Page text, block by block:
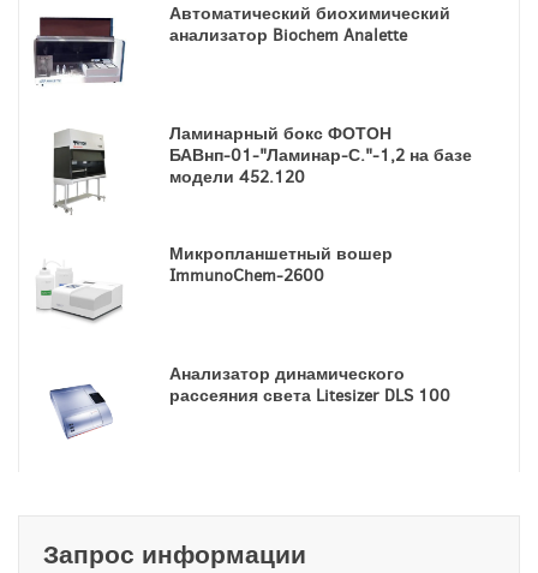
Запрос информации
Автоматический биохимический
анализатор Biochem Analette
Ламинарный бокс ФОТОН
БАВнп-01-"Ламинар-С."-1,2 на базе
модели 452.120
Микропланшетный вошер
ImmunoChem-2600
Анализатор динамического
рассеяния света Litesizer DLS 100